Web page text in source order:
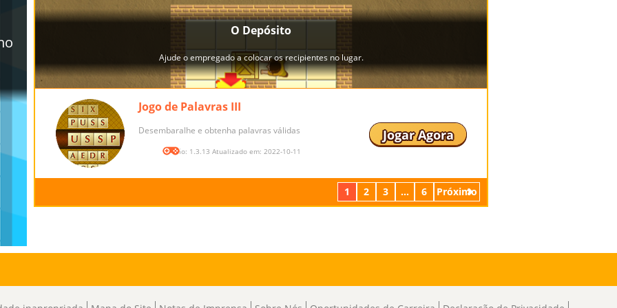
Jogo de Palavras III
Desembaralhe e obtenha palavras válidas
Versão: 1.3.13 Atualizado em: 2022-10-11
Jogar Agora
1 2 3 ... 6 Próximo